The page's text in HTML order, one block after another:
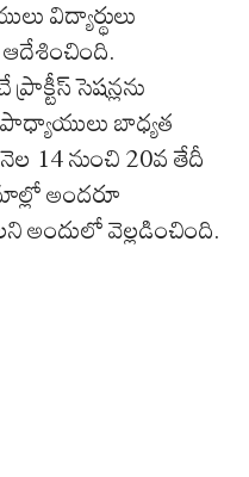
విద్యార్థులు
సెషన్లను
బాధ్యత
14 నుంచి 20వ తేదీ
అందరూ
అందులో వెల్లడించింది.